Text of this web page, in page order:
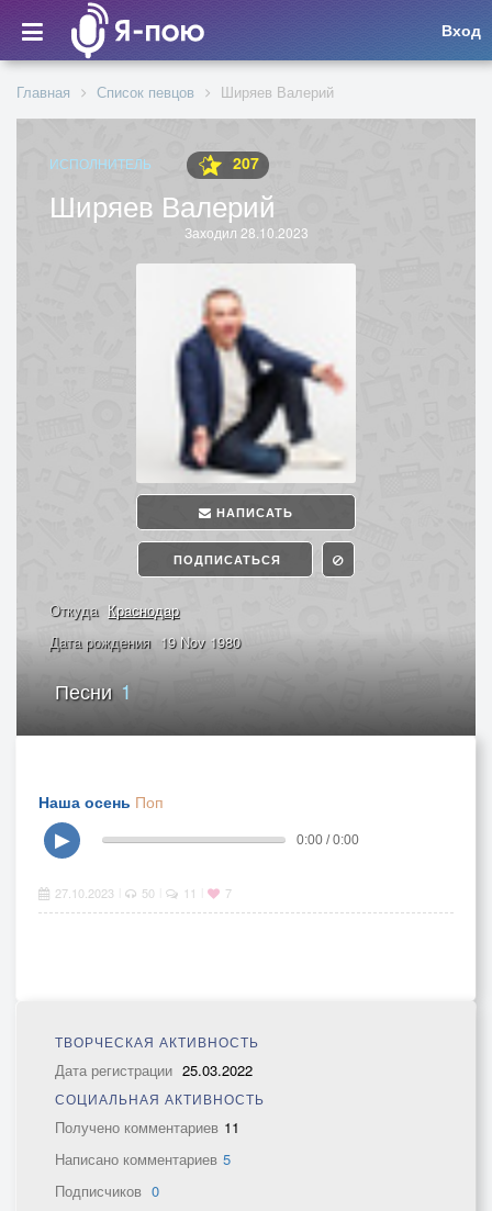
Вход
Главная Список певцов Ширяев Валерий
ИСПОЛНИТЕЛЬ 207
Ширяев Валерий
Заходил 28.10.2023
НАПИСАТЬ
ПОДПИСАТЬСЯ
Откуда Краснодар
Дата рождения 19 Nov 1980
Песни1
Наша осень Поп
▶
0:00 / 0:00
27.10.2023 50 11 7
ТВОРЧЕСКАЯ АКТИВНОСТЬ
Дата регистрации 25.03.2022
СОЦИАЛЬНАЯ АКТИВНОСТЬ
Получено комментариев 11
Написано комментариев 5
Подписчиков 0